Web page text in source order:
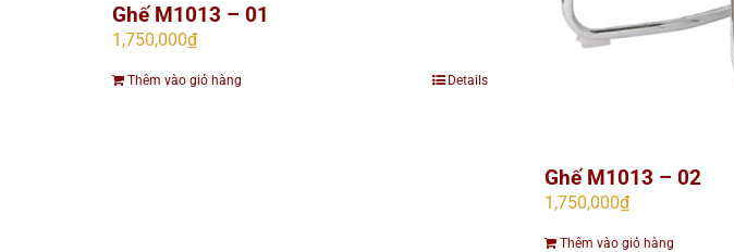
Ghế M1013 – 01
1,750,000₫
Thêm vào giỏ hàng Details
Ghế M1013 – 02
1,750,000₫
Thêm vào giỏ hàng